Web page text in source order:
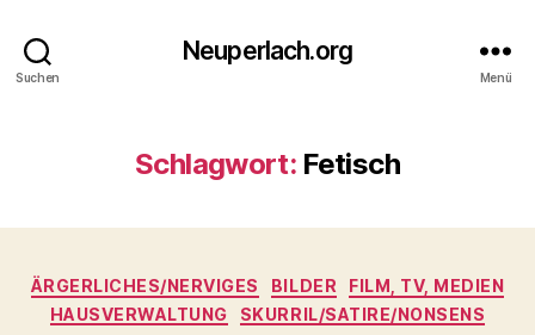
Suchen
Neuperlach.org
Menü
Schlagwort: Fetisch
Kategorien
ÄRGERLICHES/NERVIGES BILDER
FILM, TV, MEDIEN
HAUSVERWALTUNG
SKURRIL/SATIRE/NONSENS